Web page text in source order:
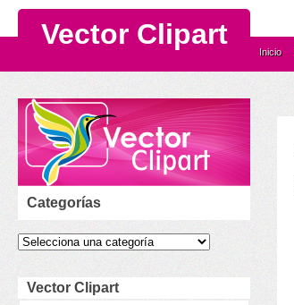
Vector Clipart
Inicio
Categorías
Vector Clipart